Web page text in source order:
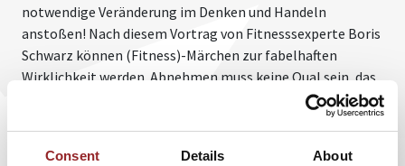
Consent Details About
notwendige Veränderung im Denken und Handeln
anstoßen! Nach diesem Vortrag von Fitnesssexperte Boris
Schwarz können (Fitness)-Märchen zur fabelhaften
Wirklichkeit werden. Abnehmen muss keine Qual sein, das
nur mit einer strengen Diät erreicht werden kann!
Es gilt: Gesundheit ist keine Selbstverständlichkeit,
sondern das logische Resultat einer bewussten